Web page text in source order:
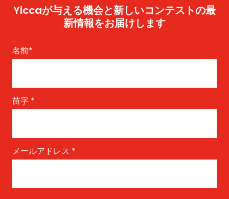
Yiccaが与える機会と新しいコンテストの最
新情報をお届けします
名前*
苗字 *
メールアドレス *